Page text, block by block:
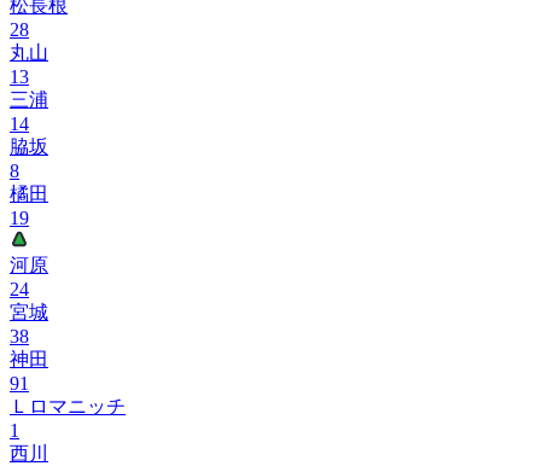
松長根
28
丸山
13
三浦
14
脇坂
8
橘田
19
河原
24
宮城
38
神田
91
Ｌロマニッチ
1
西川